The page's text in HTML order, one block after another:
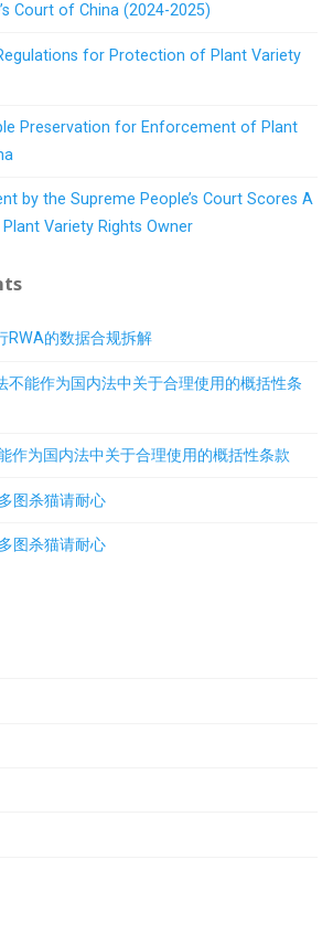
Court of China (2024-2025)
for Protection of Plant Variety
Preservation for Enforcement of Plant
by the Supreme People’s Court Scores A
Variety Rights Owner
RWA的数据合规拆解
不能作为国内法中关于合理使用的概括性条
作为国内法中关于合理使用的概括性条款
图杀猫请耐心
图杀猫请耐心